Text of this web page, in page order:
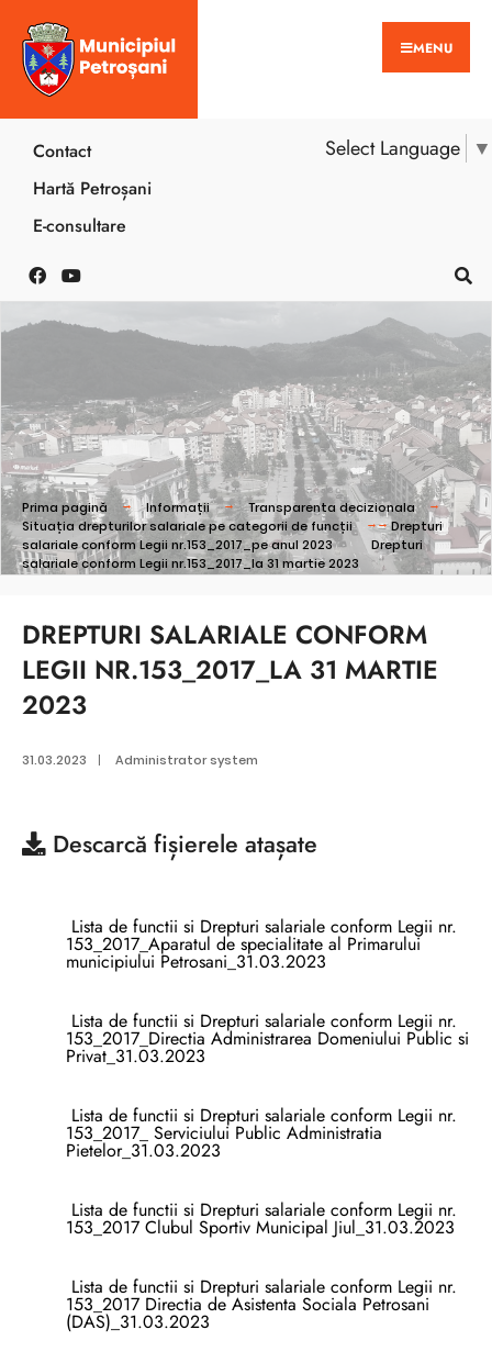
MENU
Select Language ▼
Contact
Hartă Petroșani
E-consultare
Prima pagină Informații
Transparenta decizionala
Situația drepturilor salariale pe categorii de funcții
Drepturi
salariale conform Legii nr.153_2017_pe anul 2023
Drepturi
salariale conform Legii nr.153_2017_la 31 martie 2023
DREPTURI SALARIALE CONFORM
LEGII NR.153_2017_LA 31 MARTIE
2023
31.03.2023 | Administrator system
Descarcă fișierele atașate
Lista de functii si Drepturi salariale conform Legii nr.
153_2017_Aparatul de specialitate al Primarului
municipiului Petrosani_31.03.2023
Lista de functii si Drepturi salariale conform Legii nr.
153_2017_Directia Administrarea Domeniului Public si
Privat_31.03.2023
Lista de functii si Drepturi salariale conform Legii nr.
153_2017_ Serviciului Public Administratia
Pietelor_31.03.2023
Lista de functii si Drepturi salariale conform Legii nr.
153_2017 Clubul Sportiv Municipal Jiul_31.03.2023
Lista de functii si Drepturi salariale conform Legii nr.
153_2017 Directia de Asistenta Sociala Petrosani
(DAS)_31.03.2023